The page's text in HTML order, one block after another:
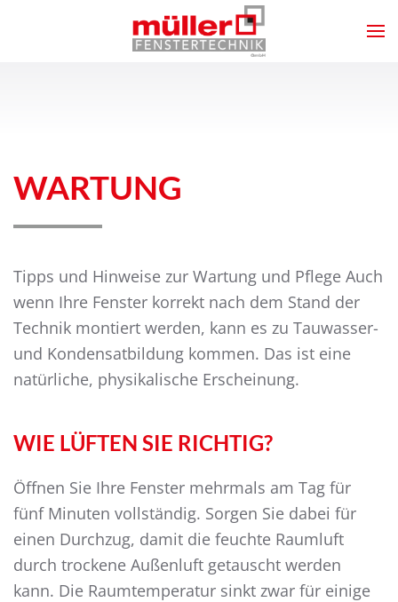
Zum Hauptinhalt springen
WARTUNG
Tipps und Hinweise zur Wartung und Pflege Auch
wenn Ihre Fenster korrekt nach dem Stand der
Technik montiert werden, kann es zu Tauwasser-
und Kondensatbildung kommen. Das ist eine
natürliche, physikalische Erscheinung.
WIE LÜFTEN SIE RICHTIG?
Öffnen Sie Ihre Fenster mehrmals am Tag für
fünf Minuten vollständig. Sorgen Sie dabei für
einen Durchzug, damit die feuchte Raumluft
durch trockene Außenluft getauscht werden
kann. Die Raumtemperatur sinkt zwar für einige